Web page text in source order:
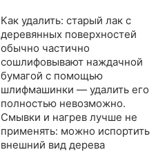
Как удалить: старый лак с
деревянных поверхностей
обычно частично
сошлифовывают наждачной
бумагой с помощью
шлифмашинки — удалить его
полностью невозможно.​​​​​​​​​​​​​​
Смывки и нагрев лучше не
применять: можно испортить
внешний вид дерева